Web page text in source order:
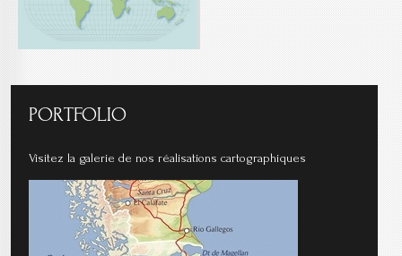
PORTFOLIO
Visitez la galerie de nos réalisations cartographiques